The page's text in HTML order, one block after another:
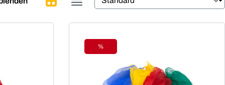
Rabatt
%